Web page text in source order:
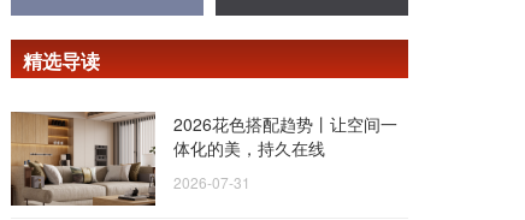
精选导读
2026花色搭配趋势丨让空间一
体化的美，持久在线
2026-07-31